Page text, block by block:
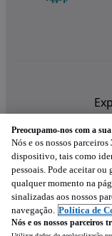
Preocupamo-nos com a
Nós e os nossos parceiros
dispositivo, tais como
pessoais. Pode aceitar
qualquer momento na
sinalizadas aos nossos
navegação. Política de
Nós e os nossos parceiros